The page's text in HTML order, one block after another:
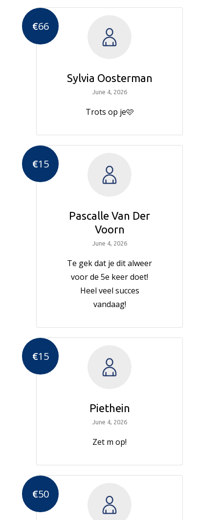
€66
Sylvia Oosterman
June 4, 2026
Trots op je🩷
€15
Pascalle Van Der
Voorn
June 4, 2026
Te gek dat je dit alweer
voor de 5e keer doet!
Heel veel succes
vandaag!
€15
Piethein
June 4, 2026
Zet m op!
€50